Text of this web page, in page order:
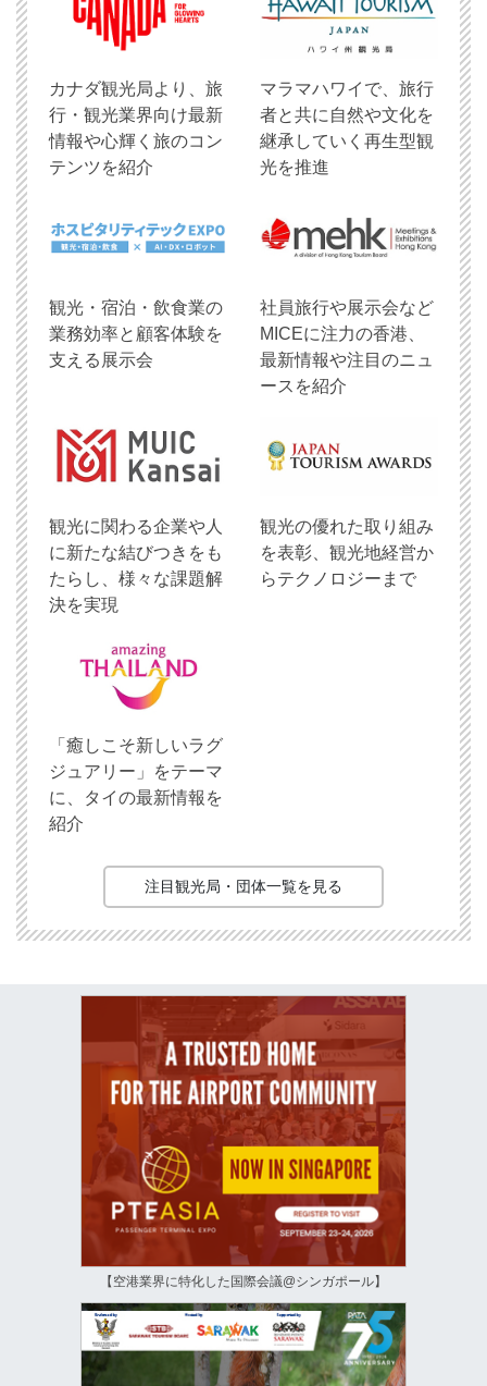
​カナダ観光局より、旅
行・観光業界向け最新
情報や心輝く旅のコン
テンツを紹介
マラマハワイで、旅行
者と共に自然や文化を
継承していく再生型観
光を推進
観光・宿泊・飲食業の
業務効率と顧客体験を
支える展示会
社員旅行や展示会など
MICEに注力の香港、
最新情報や注目のニュ
ースを紹介
観光に関わる企業や人
に新たな結びつきをも
たらし、様々な課題解
決を実現
観光の優れた取り組み
を表彰、観光地経営か
らテクノロジーまで
「癒しこそ新しいラグ
ジュアリー」をテーマ
に、タイの最新情報を
紹介
注目観光局・団体一覧を見る
【空港業界に特化した国際会議@シンガポール】